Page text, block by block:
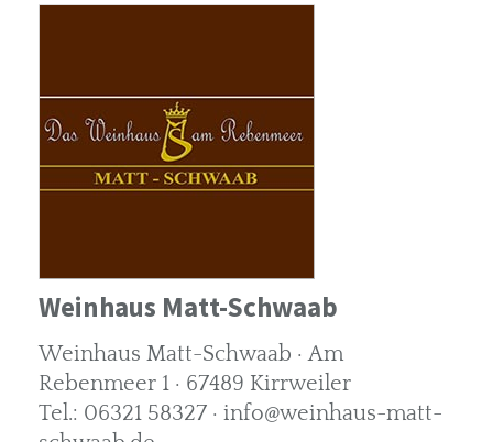
Weinhaus Matt-Schwaab
Weinhaus Matt-Schwaab · Am
Rebenmeer 1 · 67489 Kirrweiler
Tel.: 06321 58327 · info@weinhaus-matt-